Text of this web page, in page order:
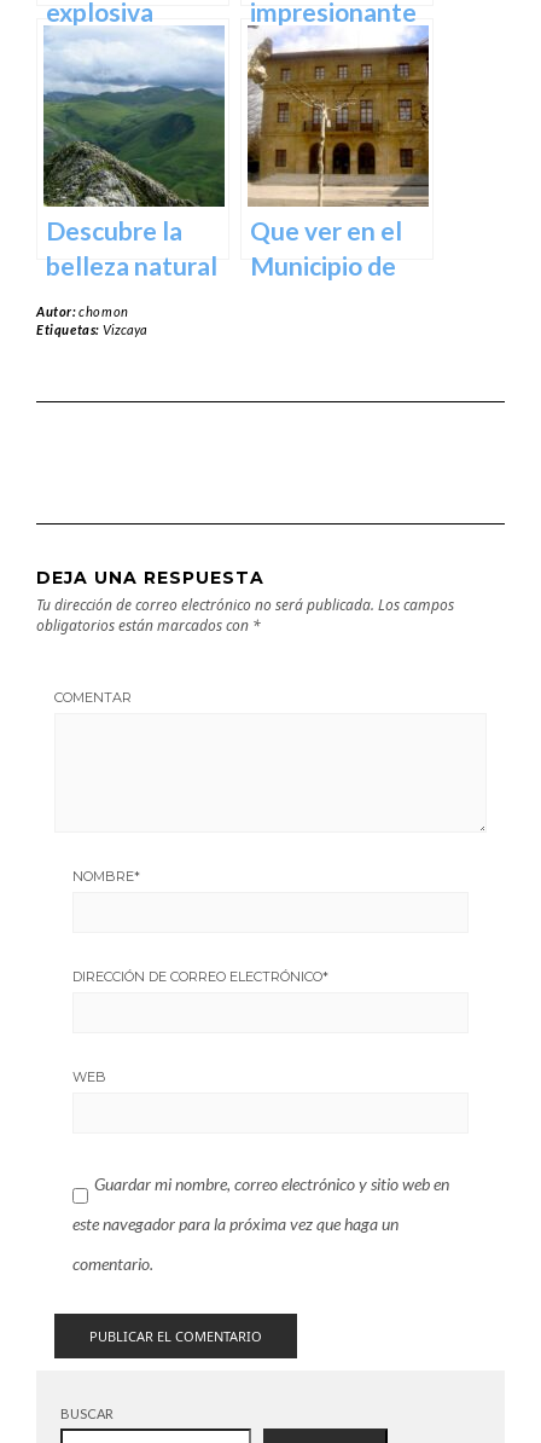
explosiva
arquitectura
del Museo
Guggenheim
Bilbao | Visita
imprescindible
impresionante
arte natural del
Bosque de Oma
en Vizcaya
Descubre la
belleza natural
del Parque
Natural de
próxima
Que ver en el
Municipio de
Autor:chomon
Etiquetas: Vizcaya
DEJA UNA RESPUESTA
Tu dirección de correo electrónico no será publicada. Los campos
obligatorios están marcados con *
COMENTAR
NOMBRE*
DIRECCIÓN DE CORREO ELECTRÓNICO*
WEB
Guardar mi nombre, correo electrónico y sitio web en
este navegador para la próxima vez que haga un
comentario.
BUSCAR